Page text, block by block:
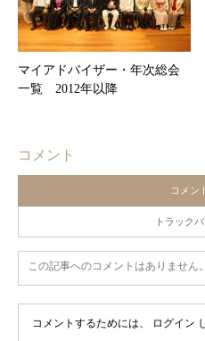
マイアドバイザー・年次総会
一覧 2012年以降
コメント
コメン
トラック
この記事へのコメントはありません。
コメントするためには、 ログイン